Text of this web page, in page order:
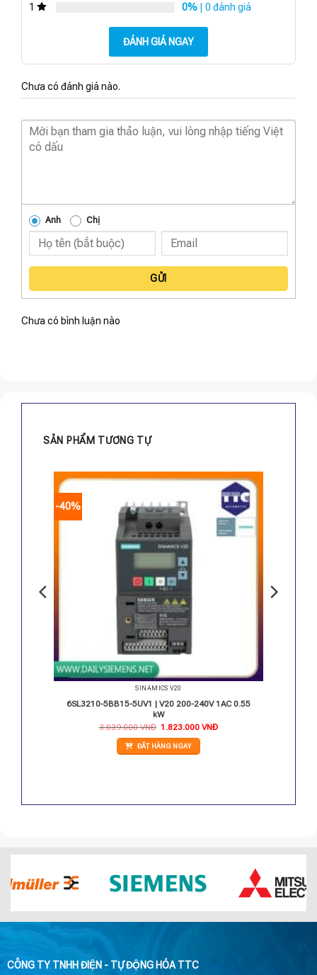
1
0% | 0 đánh giá
ĐÁNH GIÁ NGAY
Chưa có đánh giá nào.
Anh Chị
GỬI
Chưa có bình luận nào
SẢN PHẨM TƯƠNG TỰ
-40%
SINAMICS V20
6SL3210-5BB15-5UV1 | V20 200-240V 1AC 0.55
kW
3.039.000VNĐ Giá
là:
3.039.000 VNĐ.
1.823.000VNĐGiá
ĐẶT HÀNG NGAY
CÔNG TY TNHH ĐIỆN - TỰ ĐỘNG HÓA TTC